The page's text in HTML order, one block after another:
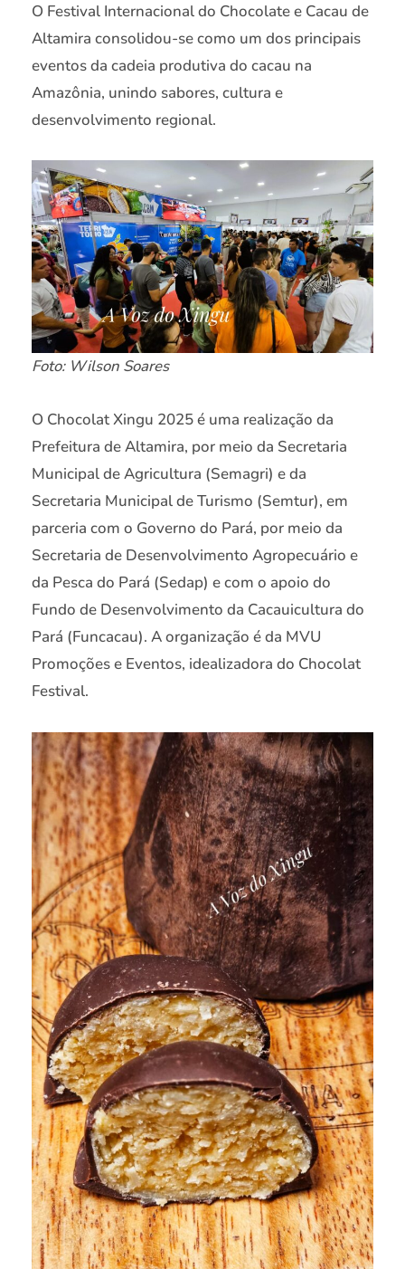
O Festival Internacional do Chocolate e Cacau de
Altamira consolidou-se como um dos principais
eventos da cadeia produtiva do cacau na
Amazônia, unindo sabores, cultura e
desenvolvimento regional.
Foto: Wilson Soares
O Chocolat Xingu 2025 é uma realização da
Prefeitura de Altamira, por meio da Secretaria
Municipal de Agricultura (Semagri) e da
Secretaria Municipal de Turismo (Semtur), em
parceria com o Governo do Pará, por meio da
Secretaria de Desenvolvimento Agropecuário e
da Pesca do Pará (Sedap) e com o apoio do
Fundo de Desenvolvimento da Cacauicultura do
Pará (Funcacau). A organização é da MVU
Promoções e Eventos, idealizadora do Chocolat
Festival.